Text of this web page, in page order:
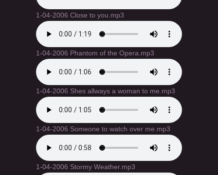
1-04-2006 Close to you.mp3
1-04-2006 Phantom of the Opera.mp3
1-04-2006 Shes allways a woman to me.mp3
1-04-2006 Someone to watch over me.mp3
1-04-2006 Stormy Weather.mp3